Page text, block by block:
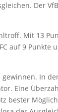
Der
Mit 13
auf 9 Punkte
In
Eine
bester